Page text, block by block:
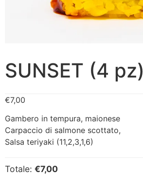
SUNSET (4 pz)
€7,00
Gambero in tempura, maionese
Carpaccio di salmone scottato,
Salsa teriyaki (11,2,3,1,6)
Totale: €7,00